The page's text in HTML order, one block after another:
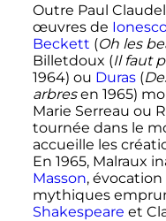
Outre Paul
œuvres de
Beckett (Oh les
Billetdoux (Il faut
1964) ou Duras(
arbresen 1965)
Marie Serreau ou
tournée dans le
accueille les
En 1965, Malraux
Masson,
mythiques
Shakespeare et